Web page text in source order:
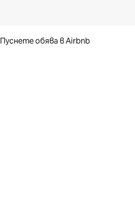
Пуснете обява в Airbnb